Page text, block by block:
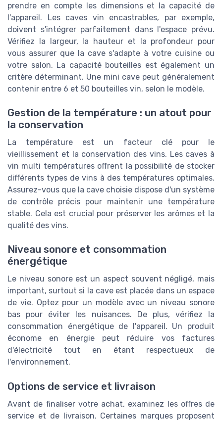
prendre en compte les dimensions et la capacité de
l'appareil. Les caves vin encastrables, par exemple,
doivent s'intégrer parfaitement dans l'espace prévu.
Vérifiez la largeur, la hauteur et la profondeur pour
vous assurer que la cave s'adapte à votre cuisine ou
votre salon. La capacité bouteilles est également un
critère déterminant. Une mini cave peut généralement
contenir entre 6 et 50 bouteilles vin, selon le modèle.
Gestion de la température : un atout pour
la conservation
La température est un facteur clé pour le
vieillissement et la conservation des vins. Les caves à
vin multi températures offrent la possibilité de stocker
différents types de vins à des températures optimales.
Assurez-vous que la cave choisie dispose d'un système
de contrôle précis pour maintenir une température
stable. Cela est crucial pour préserver les arômes et la
qualité des vins.
Niveau sonore et consommation
énergétique
Le niveau sonore est un aspect souvent négligé, mais
important, surtout si la cave est placée dans un espace
de vie. Optez pour un modèle avec un niveau sonore
bas pour éviter les nuisances. De plus, vérifiez la
consommation énergétique de l'appareil. Un produit
économe en énergie peut réduire vos factures
d'électricité tout en étant respectueux de
l'environnement.
Options de service et livraison
Avant de finaliser votre achat, examinez les offres de
service et de livraison. Certaines marques proposent